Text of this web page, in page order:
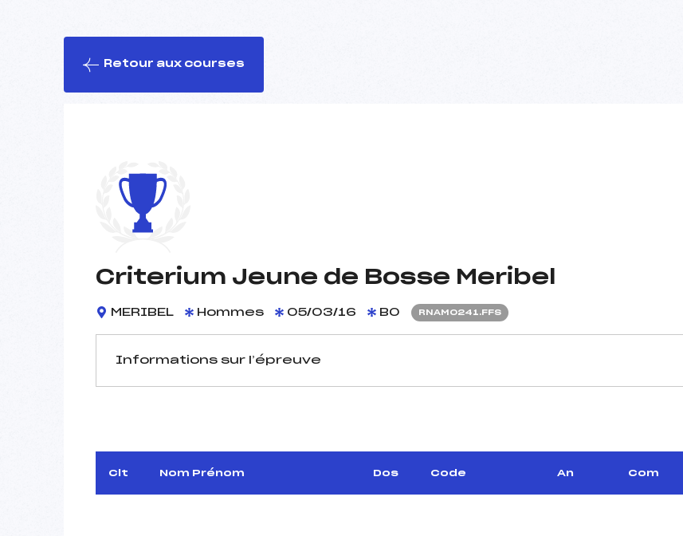
Retour aux courses
Criterium Jeune de Bosse Meribel
MERIBEL Hommes 05/03/16 BO RNAM0241.FFS
Informations sur l’épreuve
Arbitre :
–
Assistant :
Altitude départ
Altitude arrivée
Clt Nom Prénom Dos Code An Com